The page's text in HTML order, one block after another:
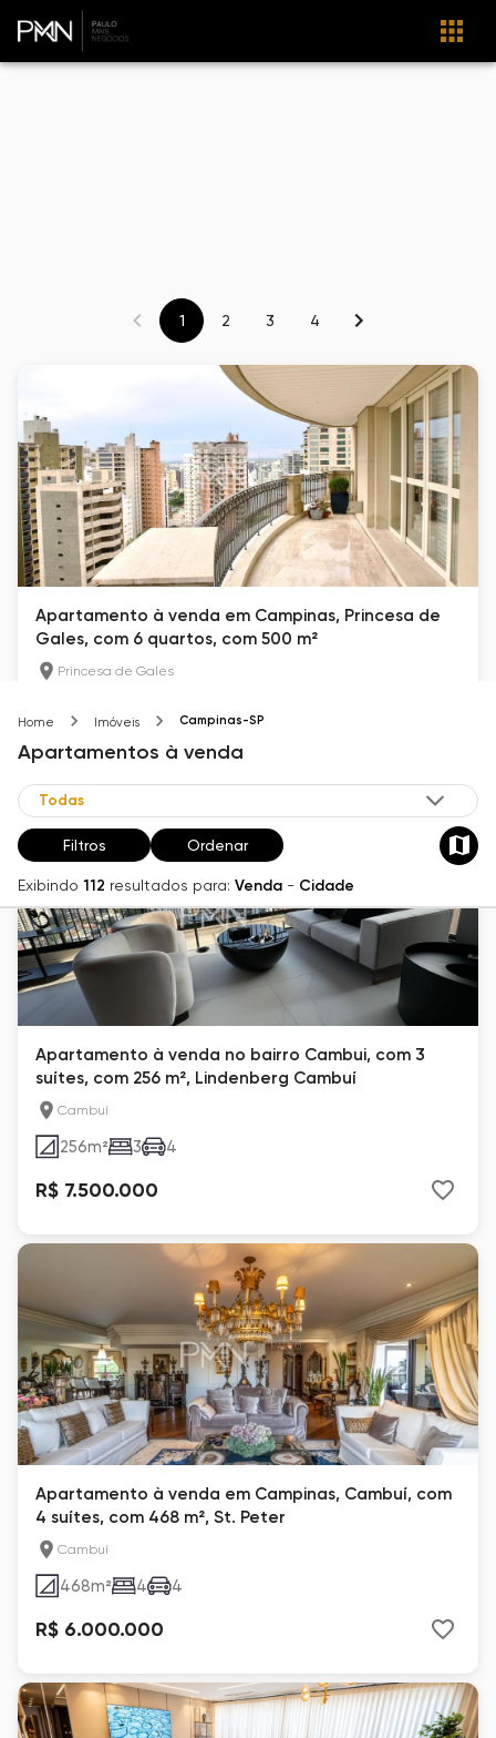
Home Imóveis Campinas-SP
Apartamentos à venda
Filtros Ordenar
Exibindo 112 resultados para: Venda - Cidade
1 2 3 4
Apartamento à venda em Campinas, Princesa de
Gales, com 6 quartos, com 500 m²
Princesa de Gales
R$ 9.500.000
Apartamento à venda no bairro Cambui, com 3
suítes, com 256 m², Lindenberg Cambuí
Cambuí
256m² 3 4
R$ 7.500.000
Apartamento à venda em Campinas, Cambuí, com
4 suítes, com 468 m², St. Peter
Cambuí
468m² 4 4
R$ 6.000.000